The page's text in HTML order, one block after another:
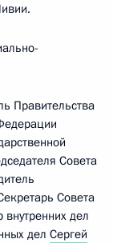
Правительства
Совета
Совета
внутренних дел
дел Сергей